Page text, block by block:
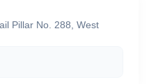
Pillar No. 288, West